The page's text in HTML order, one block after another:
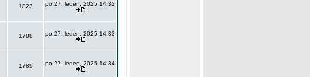
1823 po 27. leden, 2025 14:32
1788 po 27. leden, 2025 14:33
1789 po 27. leden, 2025 14:34